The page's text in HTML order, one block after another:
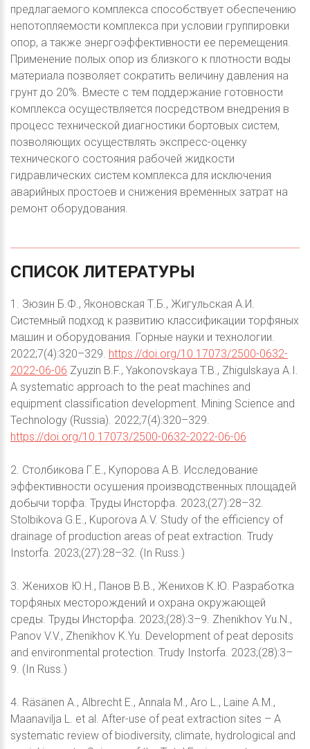
предлагаемого комплекса способствует обеспечению
непотопляемости комплекса при условии группировки
опор, а также энергоэффективности ее перемещения.
Применение полых опор из близкого к плотности воды
материала позволяет сократить величину давления на
грунт до 20%. Вместе с тем поддержание готовности
комплекса осуществляется посредством внедрения в
процесс технической диагностики бортовых систем,
позволяющих осуществлять экспресс-оценку
технического состояния рабочей жидкости
гидравлических систем комплекса для исключения
аварийных простоев и снижения временных затрат на
ремонт оборудования.
СПИСОК ЛИТЕРАТУРЫ
1. Зюзин Б.Ф., Яконовская Т.Б., Жигульская А.И.
Системный подход к развитию классификации торфяных
машин и оборудования. Горные науки и технологии.
2022;7(4):320–329. https://doi.org/10.17073/2500-0632-
2022-06-06 Zyuzin B.F., Yakonovskaya T.B., Zhigulskaya A.I.
A systematic approach to the peat machines and
equipment classification development. Mining Science and
Technology (Russia). 2022;7(4):320–329.
https://doi.org/10.17073/2500-0632-2022-06-06
2. Столбикова Г.Е., Купорова А.В. Исследование
эффективности осушения производственных площадей
добычи торфа. Труды Инсторфа. 2023;(27):28–32.
Stolbikova G.E., Kuporova A.V. Study of the efficiency of
drainage of production areas of peat extraction. Trudy
Instorfa. 2023;(27):28–32. (In Russ.)
3. Женихов Ю.Н., Панов В.В., Женихов К.Ю. Разработка
торфяных месторождений и охрана окружающей
среды. Труды Инсторфа. 2023;(28):3–9. Zhenikhov Yu.N.,
Panov V.V., Zhenikhov K.Yu. Development of peat deposits
and environmental protection. Trudy Instorfa. 2023;(28):3–
9. (In Russ.)
4. Räsänen A., Albrecht E., Annala M., Aro L., Laine A.M.,
Maanavilja L. et al. After-use of peat extraction sites – A
systematic review of biodiversity, climate, hydrological and